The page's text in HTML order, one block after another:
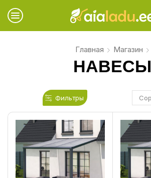
Главная Магазин
НАВЕСЫ
Фильтры